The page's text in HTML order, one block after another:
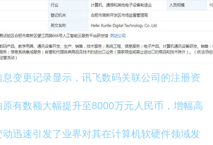
变更记录显示，讯飞数码关联公司的注册资
有数额大幅提升至8000万元人民币，增幅高
迅速引发了业界对其在计算机软硬件领域发